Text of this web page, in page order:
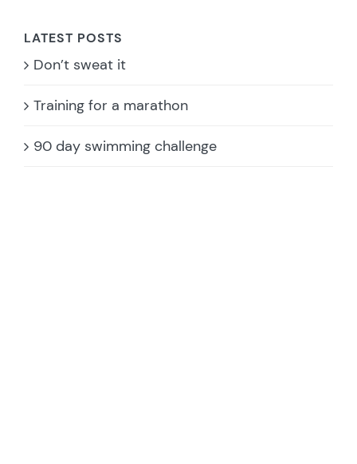
LATEST POSTS
Don’t sweat it
Training for a marathon
90 day swimming challenge